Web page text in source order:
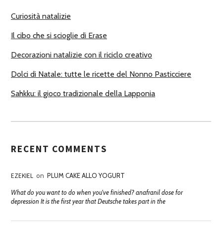
I
Curiosità natalizie
Il cibo che si scioglie di Erase
Decorazioni natalizie con il riciclo creativo
Dolci di Natale: tutte le ricette del Nonno Pasticciere
Sahkku: il gioco tradizionale della Lapponia
RECENT COMMENTS
EZEKIEL on PLUM CAKE ALLO YOGURT
What do you want to do when you've finished? anafranil dose for
depression It is the first year that Deutsche takes part in the